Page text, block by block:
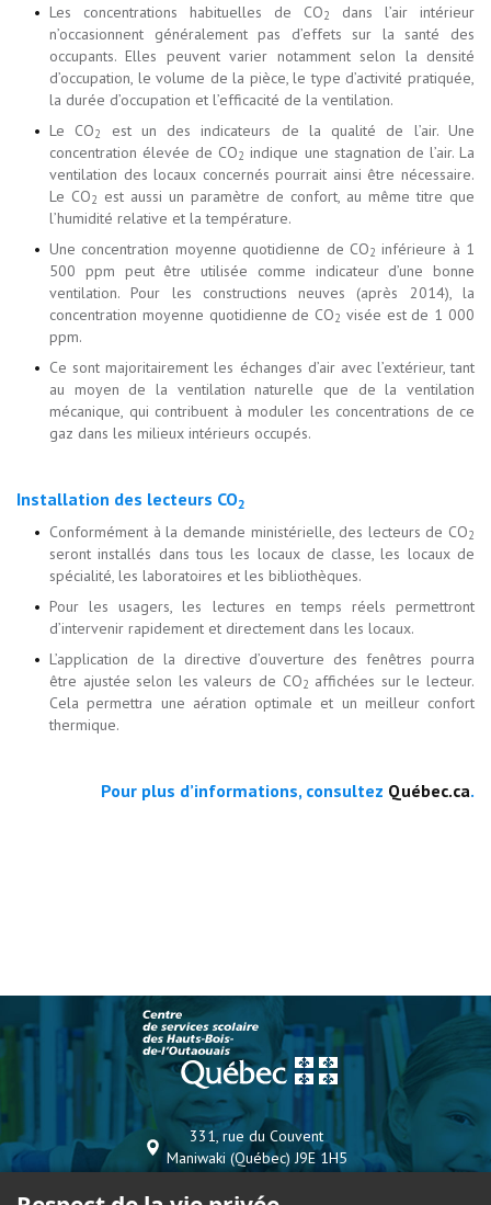
Les concentrations habituelles de CO2
dans l’air intérieur
n’occasionnent généralement pas d’effets sur la santé des
occupants. Elles peuvent varier notamment selon la densité
d’occupation, le volume de la pièce, le type d’activité pratiquée,
la durée d’occupation et l’efficacité de la ventilation.
Le CO2
est un des indicateurs de la qualité de l’air. Une
concentration élevée de CO2 indique une stagnation de l’air. La
ventilation des locaux concernés pourrait ainsi être nécessaire.
Le CO2 est aussi un paramètre de confort, au même titre que
l’humidité relative et la température.
Une concentration moyenne quotidienne de CO2 inférieure à 1
500 ppm peut être utilisée comme indicateur d’une bonne
ventilation. Pour les constructions neuves (après 2014), la
concentration moyenne quotidienne de CO2 visée est de 1 000
ppm.
Ce sont majoritairement les échanges d’air avec l’extérieur, tant
au moyen de la ventilation naturelle que de la ventilation
mécanique, qui contribuent à moduler les concentrations de ce
gaz dans les milieux intérieurs occupés.
Installation des lecteurs CO2
Conformément à la demande ministérielle, des lecteurs de CO2
seront installés dans tous les locaux de classe, les locaux de
spécialité, les laboratoires et les bibliothèques.
Pour les usagers, les lectures en temps réels permettront
d’intervenir rapidement et directement dans les locaux.
L’application de la directive d’ouverture des fenêtres pourra
être ajustée selon les valeurs de CO2 affichées sur le lecteur.
Cela permettra une aération optimale et un meilleur confort
thermique.
Pour plus d’informations, consultez Québec.ca.
331, rue du Couvent
Maniwaki (Québec) J9E 1H5